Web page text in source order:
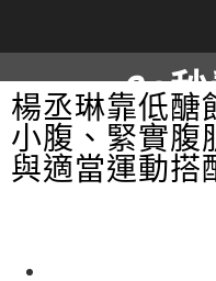
60
楊丞琳靠低醣
小腹、緊實腹
與適當運動搭